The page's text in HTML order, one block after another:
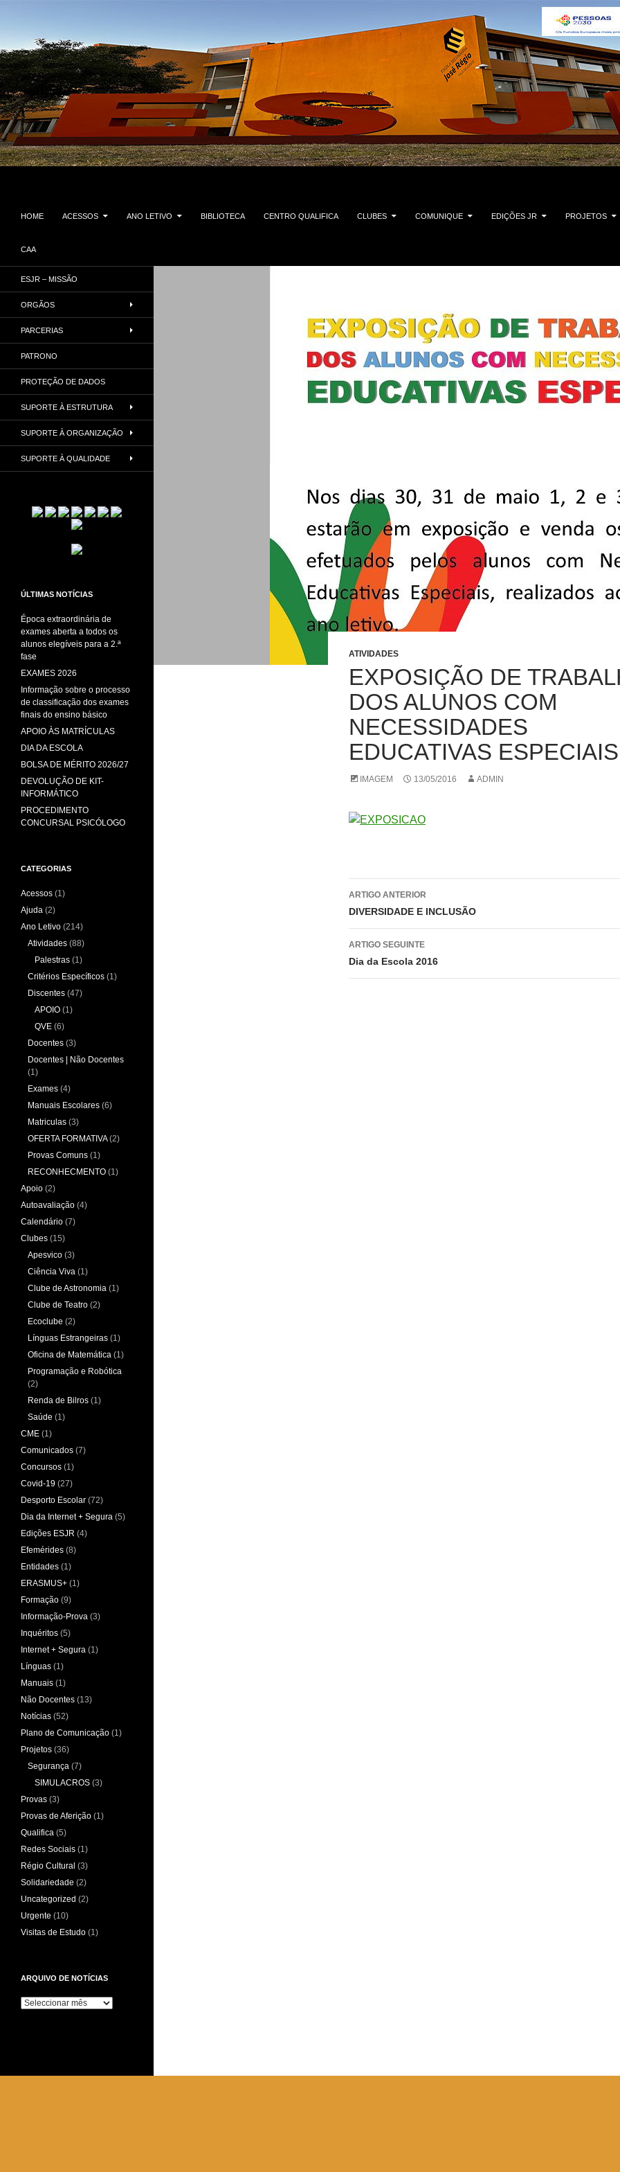
conteúdo
HOME ACESSOS ANO LETIVO BIBLIOTECA CENTRO QUALIFICA CLUBES COMUNIQUE EDIÇÕES JR PROJETOS
CAA
ATIVIDADES
EXPOSIÇÃO DE
DOS ALUNOS COM
NECESSIDADES
EDUCATIVAS ESPECIAIS
IMAGEM 13/05/2016 ADMIN
Navegação
de
artigos
ARTIGO ANTERIOR
DIVERSIDADE E INCLUSÃO
ARTIGO SEGUINTE
Dia da Escola 2016
Vila do Conde
ESJR – MISSÃO
ORGÃOS
PARCERIAS
PATRONO
PROTEÇÃO DE DADOS
SUPORTE À ESTRUTURA
SUPORTE À ORGANIZAÇÃO
SUPORTE À QUALIDADE
ÚLTIMAS NOTÍCIAS
Época extraordinária de
exames aberta a todos os
alunos elegíveis para a 2.ª
fase
EXAMES 2026
Informação sobre o processo
de classificação dos exames
finais do ensino básico
APOIO ÀS MATRÍCULAS
DIA DA ESCOLA
BOLSA DE MÉRITO 2026/27
DEVOLUÇÃO DE KIT-
INFORMÁTICO
PROCEDIMENTO
CONCURSAL PSICÓLOGO
CATEGORIAS
Acessos (1)
Ajuda (2)
Ano Letivo (214)
Atividades (88)
Palestras (1)
Critérios Específicos (1)
Discentes (47)
APOIO (1)
QVE (6)
Docentes (3)
Docentes | Não Docentes
(1)
Exames (4)
Manuais Escolares (6)
Matriculas (3)
OFERTA FORMATIVA(2)
Provas Comuns (1)
RECONHECMENTO (1)
Apoio (2)
Autoavaliação (4)
Calendário (7)
Clubes (15)
Apesvico (3)
Ciência Viva (1)
Clube de Astronomia (1)
Clube de Teatro (2)
Ecoclube (2)
Línguas Estrangeiras (1)
Oficina de Matemática (1)
Programação e Robótica
(2)
Renda de Bilros (1)
Saúde (1)
CME (1)
Comunicados (7)
Concursos (1)
Covid-19 (27)
Desporto Escolar (72)
Dia da Internet + Segura (5)
Edições ESJR (4)
Efemérides (8)
Entidades (1)
ERASMUS+ (1)
Formação (9)
Informação-Prova (3)
Inquéritos (5)
Internet + Segura (1)
Línguas (1)
Manuais (1)
Não Docentes (13)
Notícias (52)
Plano de Comunicação (1)
Projetos (36)
Segurança (7)
SIMULACROS (3)
Provas (3)
Provas de Aferição (1)
Qualifica (5)
Redes Sociais (1)
Régio Cultural (3)
Solidariedade (2)
Uncategorized (2)
Urgente (10)
Visitas de Estudo (1)
ARQUIVO DE NOTÍCIAS
Arquivo